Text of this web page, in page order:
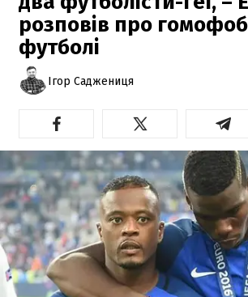
розповів про
футболі
Ігор Саджениця